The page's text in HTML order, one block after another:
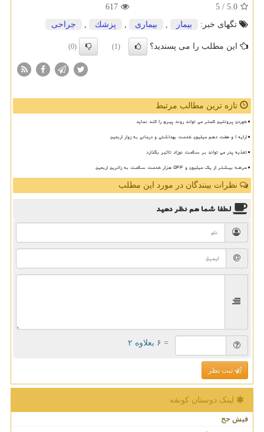
5.0
/ 5
617
تگهای خبر:
بیمار , بیماری , پزشك , جراحی
این مطلب را می پسندید؟ (1)
(0)
تازه ترین مطالب مرتبط
خوردن پروتئین کمتر می تواند روند پیری را کند نماید
ارایه ۱ و هفت دهم میلیون خدمت بهداشتی و درمانی به زوار اربعین
تغذیه پدر می تواند بر سلامت نوزاد تاثیر بگذارد
عرضه بیشتر از یک میلیون و ۵۴۴ هزار خدمت سلامت به زائرین اربعین
نظرات بینندگان در مورد این مطلب
لطفا شما همنظر دهید
= ۶ بعلاوه ۲
ثبت نظر
لینک دوستان كونفه
فیش حج